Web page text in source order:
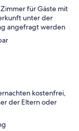
für Gäste mit
unter der
angefragt werden
kostenfrei,
der Eltern oder